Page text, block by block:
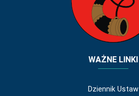
WAŻNE LINKI
Dziennik Ustaw